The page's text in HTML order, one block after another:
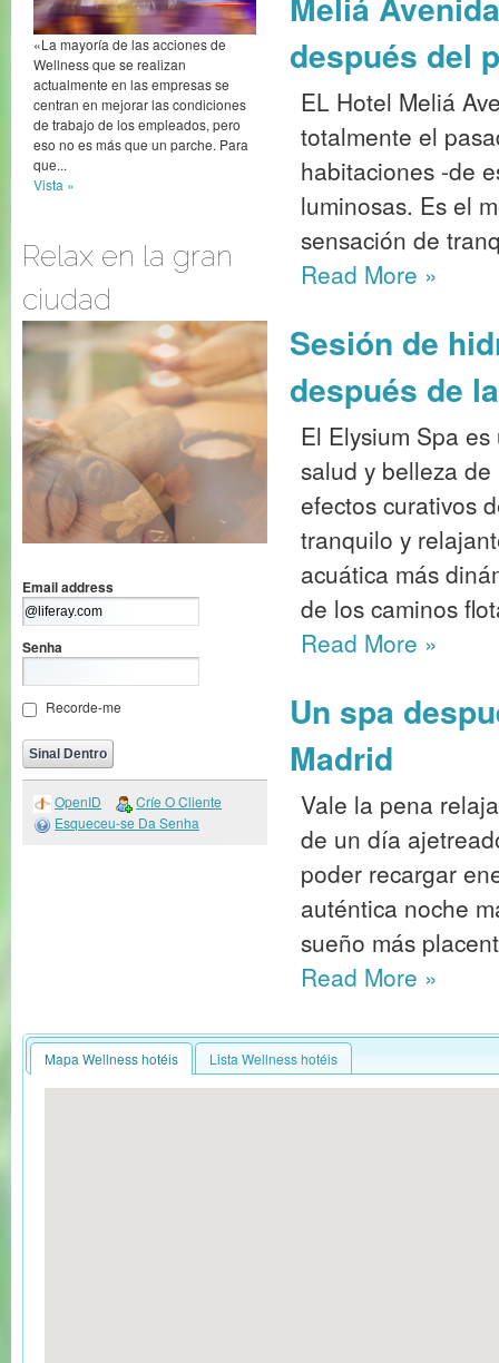
«La mayoría de las acciones de
Wellness que se realizan
actualmente en las empresas se
centran en mejorar las condiciones
de trabajo de los empleados, pero
eso no es más que un parche. Para
que...
Vista »
Relax en la gran
ciudad
Email address
Senha
Recorde-me
OpenID
Críe O Cliente
Esqueceu-se Da Senha
después del
EL Hotel Meliá
totalmente el
habitaciones -de
luminosas. Es el
sensación de
Read More »
Sesión de
después de
El Elysium Spa
salud y belleza
efectos curativos
tranquilo y
acuática más
de los caminos
Read More »
Un spa
Madrid
Vale la pena
de un día
poder recargar
auténtica noche
sueño más
Read More »
Mapa Wellness hotéis Lista Wellness hotéis